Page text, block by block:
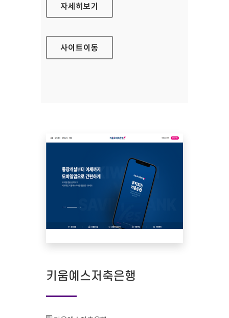
키움예스저축은행(모바일웹)
자세히보기
사이트이동
키움예스저축은행